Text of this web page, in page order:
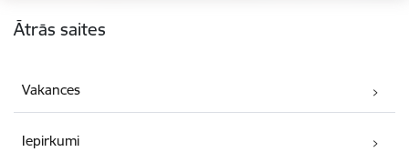
Ātrās saites
Vakances
Iepirkumi